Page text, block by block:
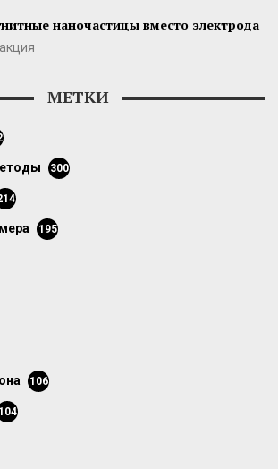
наночастицы вместо электрода
МЕТКИ
300
195
106